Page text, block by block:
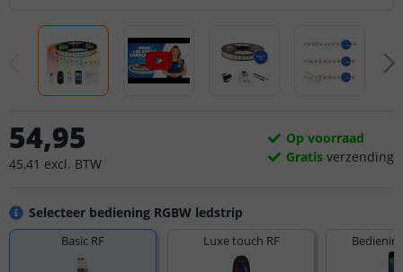
Selecteer bediening RGBW ledstrip
Basic RF Luxe touch RF
54,95
45,41 excl. BTW
Op voorraad
Gratis verzending